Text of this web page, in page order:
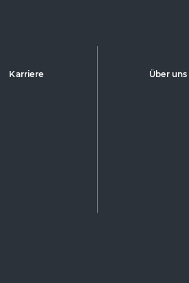
Karriere Über uns